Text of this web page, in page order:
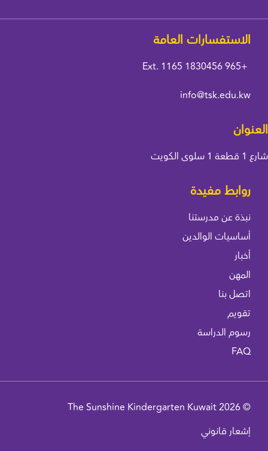
الاستفسارات العامة
+965 1830456
info@tsk.edu.kw
العنوان
شارع 1 قطعة 1 سلوى الكويت
روابط مفيدة
نبذة عن مدرستنا
أساسيات الوالدين
أخبار
المهن
اتصل بنا
تقويم
رسوم الدراسة
FAQ
© 2026 The Sunshine Kindergarten Kuwait
إشعار قانوني